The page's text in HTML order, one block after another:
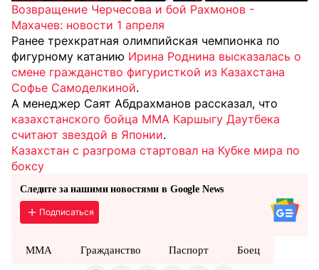
Возвращение Черчесова и бой Рахмонов -
Махачев: новости 1 апреля
Ранее трехкратная олимпийская чемпионка по
фигурному катанию Ирина Роднина высказалась о
смене гражданство фигуристкой из Казахстана
Софье Самоделкиной.
А менеджер Саят Абдрахманов рассказал, что
казахстанского бойца MMA Каршыгу Даутбека
считают звездой в Японии.
Казахстан с разгрома стартовал на Кубке мира по
боксу
Следите за нашими новостями в Google News
Подписаться
MMA Гражданство Паспорт Боец